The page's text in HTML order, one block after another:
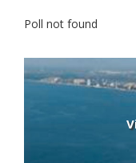
Poll not found